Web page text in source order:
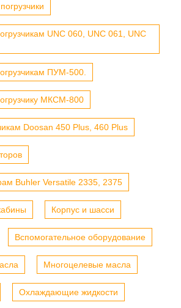
UNC 060, UNC 061, UNC
ПУМ-500.
МКСМ-800
Doosan 450 Plus, 460 Plus
Buhler Versatile 2335, 2375
Корпус и шасси
Вспомогательное оборудование
Многоцелевые масла
Охлаждающие жидкости